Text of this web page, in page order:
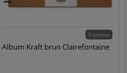
3 options
Album Kraft brun Clairefontaine